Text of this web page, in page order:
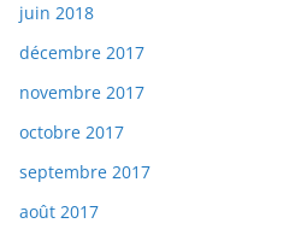
juin 2018
décembre 2017
novembre 2017
octobre 2017
septembre 2017
août 2017